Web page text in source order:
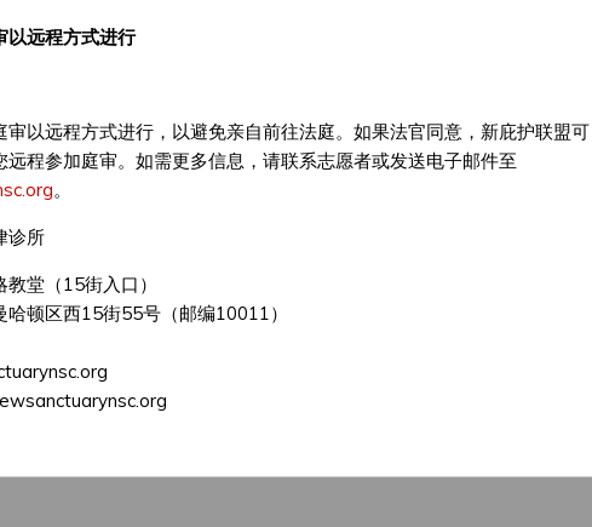
以远程方式进行
审以远程方式进行，以避免亲自前往法庭。如果法官同意，新庇护联盟可
远程参加庭审。如需更多信息，请联系志愿者或发送电子邮件至
。
诊所
堂（15街入口）
顿区西15街55号（邮编10011）